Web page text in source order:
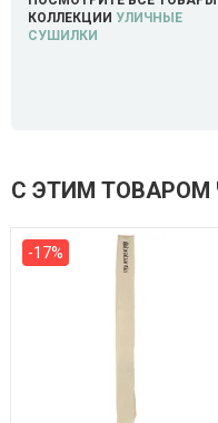
КОЛЛЕКЦИИ УЛИЧНЫЕ
СУШИЛКИ
С ЭТИМ
-17%